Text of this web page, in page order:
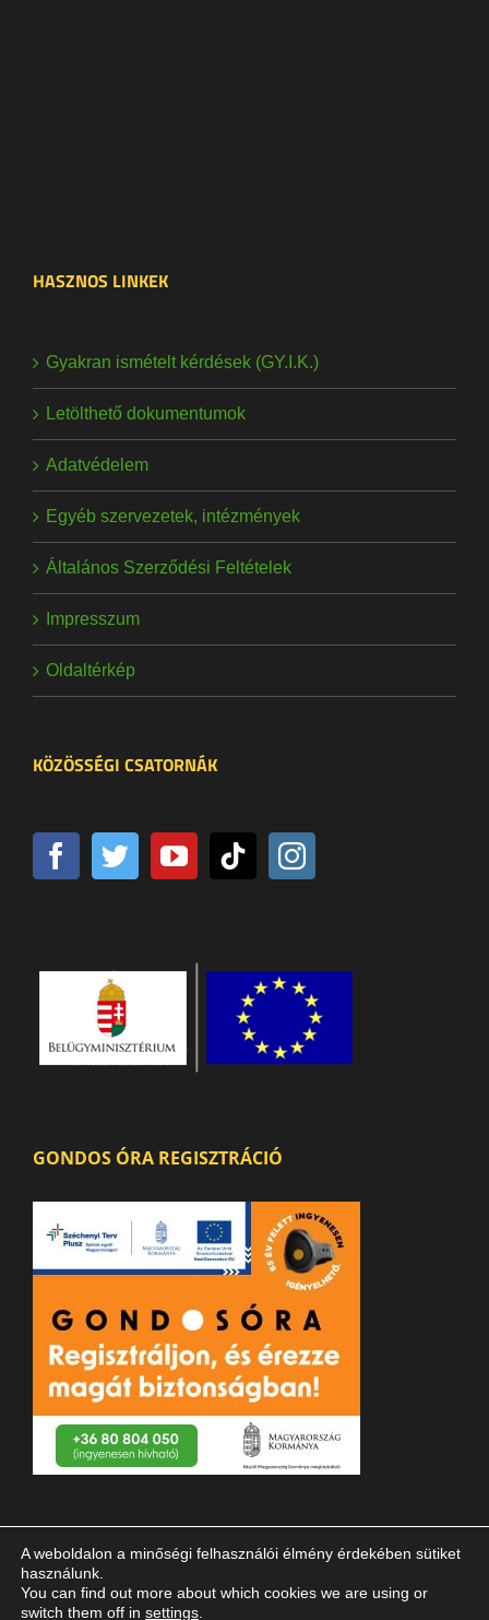
HASZNOS LINKEK
Gyakran ismételt kérdések (GY.I.K.)
Letölthető dokumentumok
Adatvédelem
Egyéb szervezetek, intézmények
Általános Szerződési Feltételek
Impresszum
Oldaltérkép
KÖZÖSSÉGI CSATORNÁK
GONDOS ÓRA REGISZTRÁCIÓ
A weboldalon a minőségi felhasználói élmény érdekében sütiket
használunk.
You can find out more about which cookies we are using or
switch them off in settings